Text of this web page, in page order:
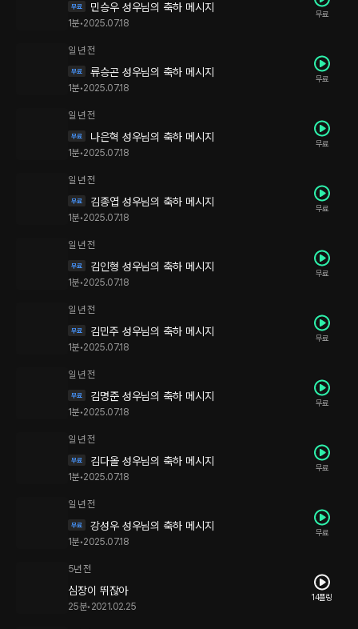
민승우 성우님의 축하 메시지
1분•2025.07.18
무료
일 년 전
류승곤 성우님의 축하 메시지
1분•2025.07.18
무료
일 년 전
나은혁 성우님의 축하 메시지
1분•2025.07.18
무료
일 년 전
김종엽 성우님의 축하 메시지
1분•2025.07.18
무료
일 년 전
김인형 성우님의 축하 메시지
1분•2025.07.18
무료
일 년 전
김민주 성우님의 축하 메시지
1분•2025.07.18
무료
일 년 전
김명준 성우님의 축하 메시지
1분•2025.07.18
무료
일 년 전
김다올 성우님의 축하 메시지
1분•2025.07.18
무료
일 년 전
강성우 성우님의 축하 메시지
1분•2025.07.18
무료
5년 전
심장이 뛰잖아
25분• 2021.02.25
14플링